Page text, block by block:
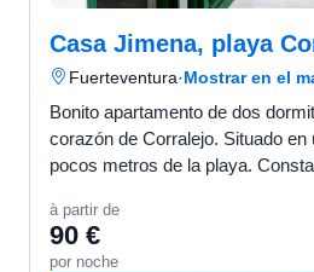
Casa Jimena, playa
Fuerteventura·Mostrar en el
Bonito apartamento de dos
corazón de Corralejo. Situado en
pocos metros de la playa.
…
à partir de
90 €
por noche